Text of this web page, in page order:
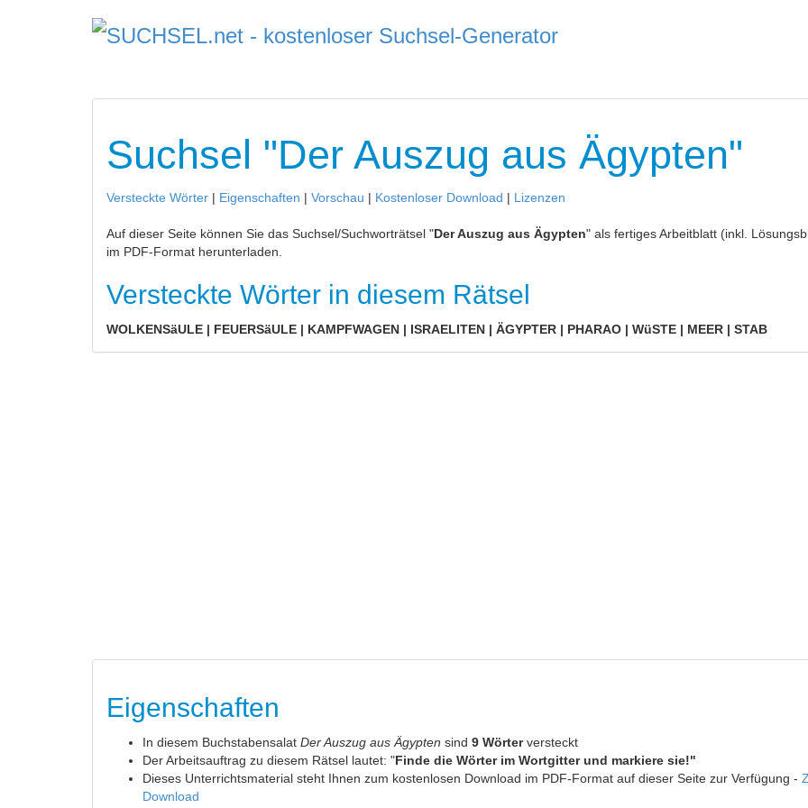
Suchsel "Der Auszug aus Ägypten"
Versteckte Wörter | Eigenschaften | Vorschau | Kostenloser Download | Lizenzen
Auf dieser Seite können Sie das Suchsel/Suchworträtsel "Der Auszug aus Ägypten" als fertiges Arbeitblatt (inkl.
im PDF-Format herunterladen.
Versteckte Wörter in diesem Rätsel
WOLKENSäULE | FEUERSäULE | KAMPFWAGEN | ISRAELITEN | ÄGYPTER | PHARAO | WüSTE | MEER | STAB
Eigenschaften
In diesem Buchstabensalat Der Auszug aus Ägypten sind 9 Wörterversteckt
Der Arbeitsauftrag zu diesem Rätsel lautet: "Finde die Wörter im Wortgitter und markiere sie!"
Dieses Unterrichtsmaterial steht Ihnen zum kostenlosen Download im PDF-Format auf dieser Seite zur Verfügung -
Download